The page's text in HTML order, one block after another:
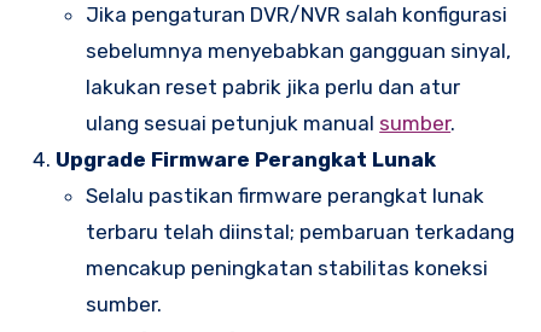
Jika pengaturan DVR/NVR salah konfigurasi
sebelumnya menyebabkan gangguan sinyal,
lakukan reset pabrik jika perlu dan atur
ulang sesuai petunjuk manual sumber.
Upgrade Firmware Perangkat Lunak
Selalu pastikan firmware perangkat lunak
terbaru telah diinstal; pembaruan terkadang
mencakup peningkatan stabilitas koneksi
sumber.